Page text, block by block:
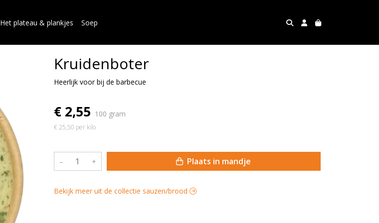
Het plateau & plankjes Soep
Kruidenboter
Heerlijk voor bij de barbecue
€ 2,55 100 gram
€ 25,50 per kilo
– + Plaats in mandje
Bekijk meer uit de collectie sauzen/brood